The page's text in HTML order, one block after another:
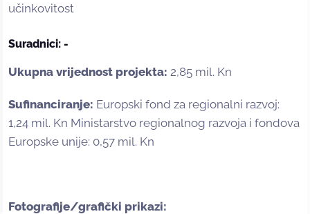
učinkovitost
Suradnici: -
Ukupna vrijednost projekta: 2,85 mil. Kn
Sufinanciranje: Europski fond za regionalni razvoj:
1,24 mil. Kn Ministarstvo regionalnog razvoja i fondova
Europske unije: 0,57 mil. Kn
Fotografije/grafički prikazi: